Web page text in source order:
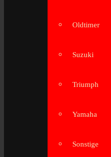
Oldtimer
Suzuki
Triumph
Yamaha
Sonstige